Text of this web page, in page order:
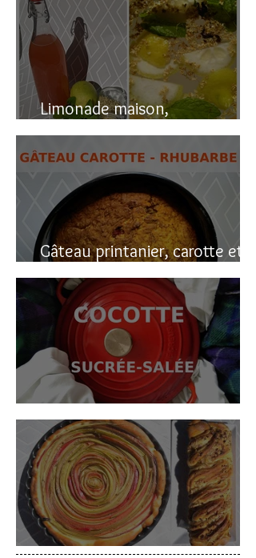
Limonade maison,
naturellement pétillante!!!
Gâteau printanier, carotte et
rhubarbe
Cocotte sucrée-salée